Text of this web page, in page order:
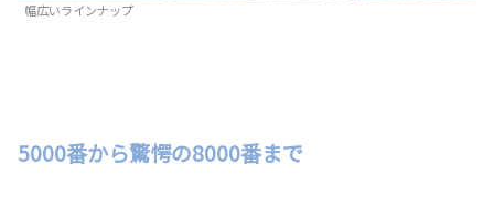
幅広いラインナップ
5000番から驚愕の8000番まで